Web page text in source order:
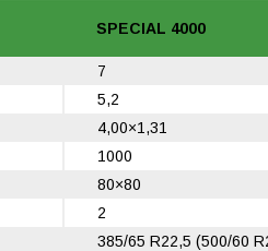
SPECIAL 4000
7
5,2
4,00×1,31
1000
80×80
2
385/65 R22,5 (500/60